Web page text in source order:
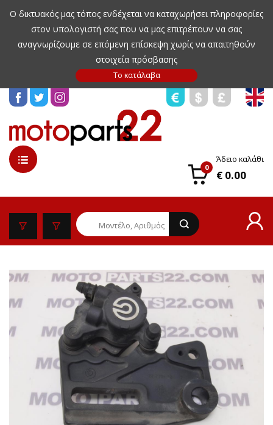
Ο δικτυακός μας τόπος ενδέχεται να καταχωρήσει πληροφορίες
στον υπολογιστή σας που να μας επιτρέπουν να σας
αναγνωρίζουμε σε επόμενη επίσκεψη χωρίς να απαιτηθούν
στοιχεία πρόσβασης
0
Άδειο καλάθι
€ 0.00